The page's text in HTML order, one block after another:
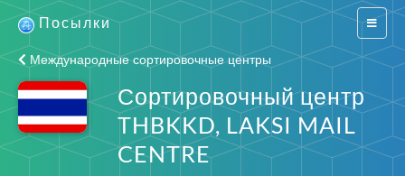
Switch
Посылки
Международные сортировочные центры
Сортировочный центр
THBKKD, LAKSI MAIL
CENTRE